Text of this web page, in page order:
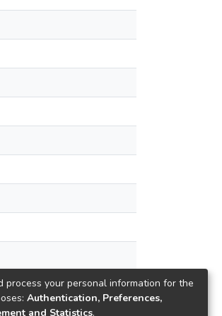
process your personal information for the
Authentication, Preferences,
and Statistics.